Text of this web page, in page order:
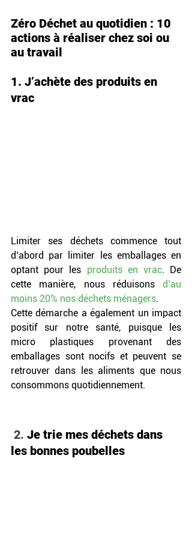
Zéro Déchet au quotidien : 10
actions à réaliser chez soi ou
au travail
1. J’achète des produits en
vrac
Limiter ses déchets commence tout
d’abord par limiter les emballages en
optant pour les produits en vrac. De
cette manière, nous réduisons d’au
moins 20% nos déchets ménagers.
Cette démarche a également un impact
positif sur notre santé, puisque les
micro plastiques provenant des
emballages sont nocifs et peuvent se
retrouver dans les aliments que nous
consommons quotidiennement.
2. Je trie mes déchets dans
les bonnes poubelles